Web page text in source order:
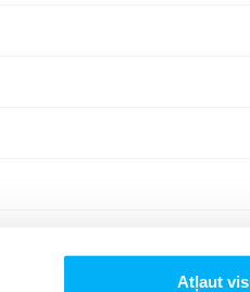
Atļaut